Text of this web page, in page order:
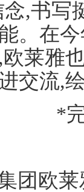
,书
。在
莱雅
交流,
*
团欧